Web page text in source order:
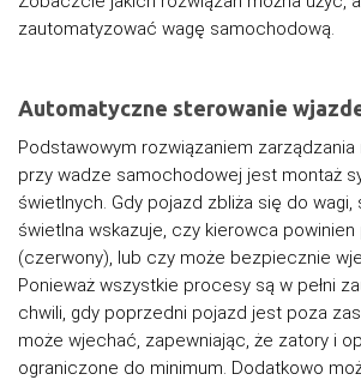
zautomatyzować wagę samochodową.
Automatyczne sterowanie
Podstawowym rozwiązaniem
przy wadze samochodowej jest montaż
świetlnych. Gdy pojazd zbliża się do wagi,
świetlna wskazuje, czy kierowca
(czerwony), lub czy może bezpiecznie
Ponieważ wszystkie procesy są w pełni
chwili, gdy poprzedni pojazd jest poza
może wjechać, zapewniając, że zatory i
ograniczone do minimum. Dodatkowo